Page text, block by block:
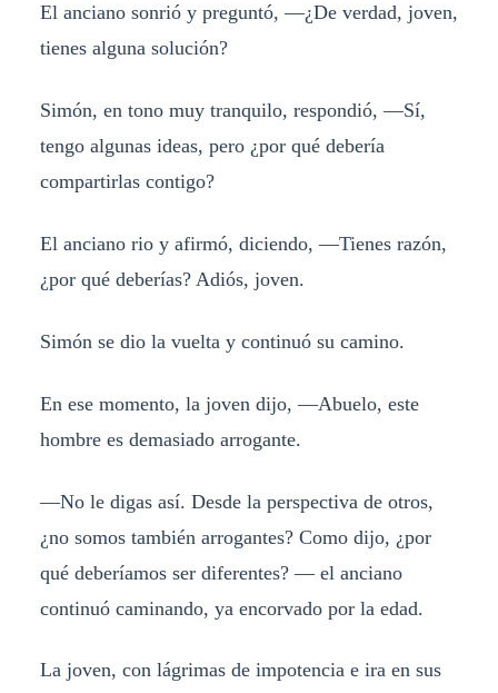
El anciano sonrió y preguntó, —¿De verdad, joven,
tienes alguna solución?
Simón, en tono muy tranquilo, respondió, —Sí,
tengo algunas ideas, pero ¿por qué debería
compartirlas contigo?
El anciano rio y afirmó, diciendo, —Tienes razón,
¿por qué deberías? Adiós, joven.
Simón se dio la vuelta y continuó su camino.
En ese momento, la joven dijo, —Abuelo, este
hombre es demasiado arrogante.
—No le digas así. Desde la perspectiva de otros,
¿no somos también arrogantes? Como dijo, ¿por
qué deberíamos ser diferentes? — el anciano
continuó caminando, ya encorvado por la edad.
La joven, con lágrimas de impotencia e ira en sus